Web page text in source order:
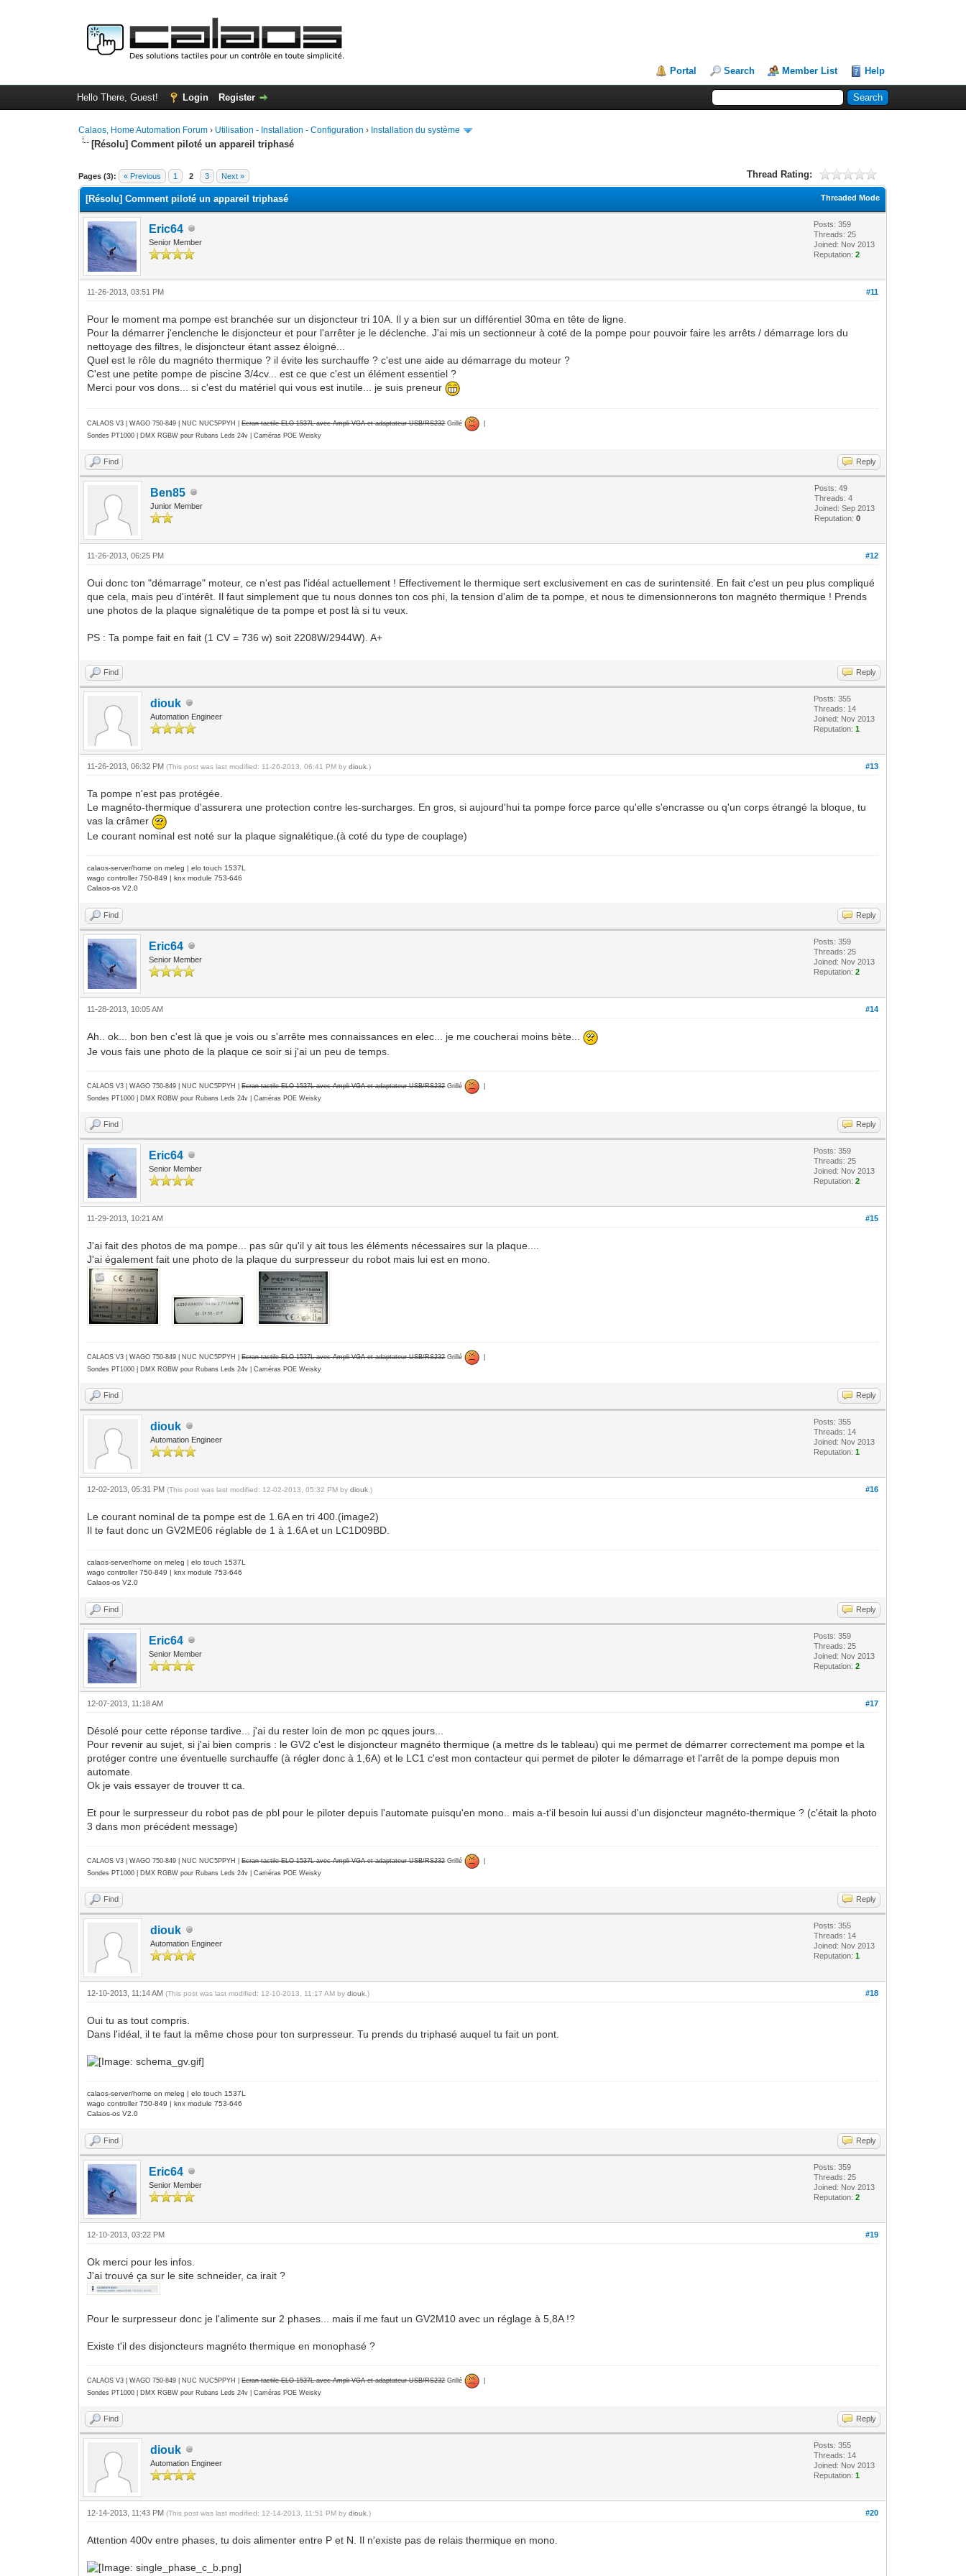
Portal Search Member List Help
Hello There, Guest! Login Register
Calaos, Home Automation Forum › Utilisation - Installation - Configuration › Installation du système
[Résolu] Comment piloté un appareil triphasé
Pages (3): « Previous 1 2 3 Next » Thread Rating:
0 Vote(s) - 0 Average
1
2
3
4
5
Threaded Mode
[Résolu] Comment piloté un appareil triphasé
Eric64
Senior Member
Posts: 359
Threads: 25
Joined: Nov 2013
Reputation:2
#11
11-26-2013, 03:51 PM
Pour le moment ma pompe est branchée sur un disjoncteur tri 10A. Il y a bien sur un différentiel 30ma en tête de ligne.
Pour la démarrer j'enclenche le disjoncteur et pour l'arrêter je le déclenche. J'ai mis un sectionneur à coté de la pompe pour pouvoir faire les arrêts / démarrage lors du
nettoyage des filtres, le disjoncteur étant assez éloigné...
Quel est le rôle du magnéto thermique ? il évite les surchauffe ? c'est une aide au démarrage du moteur ?
C'est une petite pompe de piscine 3/4cv... est ce que c'est un élément essentiel ?
Merci pour vos dons... si c'est du matériel qui vous est inutile... je suis preneur
CALAOS V3 | WAGO 750-849 | NUC NUC5PPYH |Ecran tactile ELO 1537L avec Ampli VGA et adaptateur USB/RS232Grillé
Sondes PT1000 | DMX RGBW pour Rubans Leds 24v | Caméras POE Weisky
Find Reply
Ben85
Junior Member
Posts: 49
Threads: 4
Joined: Sep 2013
Reputation:0
#12
11-26-2013, 06:25 PM
Oui donc ton "démarrage" moteur, ce n'est pas l'idéal actuellement ! Effectivement le thermique sert exclusivement en cas de surintensité. En fait c'est un peu plus compliqué
que cela, mais peu d'intérêt. Il faut simplement que tu nous donnes ton cos phi, la tension d'alim de ta pompe, et nous te dimensionnerons ton magnéto thermique ! Prends
une photos de la plaque signalétique de ta pompe et post là si tu veux.
PS : Ta pompe fait en fait (1 CV = 736 w) soit 2208W/2944W). A+
Find Reply
diouk
Automation Engineer
Posts: 355
Threads: 14
Joined: Nov 2013
Reputation:1
#13
11-26-2013, 06:32 PM(This post was last modified: 11-26-2013, 06:41 PM bydiouk .)
Ta pompe n'est pas protégée.
Le magnéto-thermique d'assurera une protection contre les-surcharges. En gros, si aujourd'hui ta pompe force parce qu'elle s'encrasse ou q'un corps étrangé la bloque, tu
vas la crâmer
Le courant nominal est noté sur la plaque signalétique.(à coté du type de couplage)
calaos-server/home on meleg | elo touch 1537L
wago controller 750-849 | knx module 753-646
Calaos-os V2.0
Find Reply
Eric64
Senior Member
Posts: 359
Threads: 25
Joined: Nov 2013
Reputation:2
#14
11-28-2013, 10:05 AM
Ah.. ok... bon ben c'est là que je vois ou s'arrête mes connaissances en elec... je me coucherai moins bète...
Je vous fais une photo de la plaque ce soir si j'ai un peu de temps.
CALAOS V3 | WAGO 750-849 | NUC NUC5PPYH |Ecran tactile ELO 1537L avec Ampli VGA et adaptateur USB/RS232Grillé
Sondes PT1000 | DMX RGBW pour Rubans Leds 24v | Caméras POE Weisky
Find Reply
Eric64
Senior Member
Posts: 359
Threads: 25
Joined: Nov 2013
Reputation:2
#15
11-29-2013, 10:21 AM
J'ai fait des photos de ma pompe... pas sûr qu'il y ait tous les éléments nécessaires sur la plaque....
J'ai également fait une photo de la plaque du surpresseur du robot mais lui est en mono.
CALAOS V3 | WAGO 750-849 | NUC NUC5PPYH |Ecran tactile ELO 1537L avec Ampli VGA et adaptateur USB/RS232Grillé
Sondes PT1000 | DMX RGBW pour Rubans Leds 24v | Caméras POE Weisky
Find Reply
diouk
Automation Engineer
Posts: 355
Threads: 14
Joined: Nov 2013
Reputation:1
#16
12-02-2013, 05:31 PM(This post was last modified: 12-02-2013, 05:32 PM bydiouk .)
Le courant nominal de ta pompe est de 1.6A en tri 400.(image2)
Il te faut donc un GV2ME06 réglable de 1 à 1.6A et un LC1D09BD.
calaos-server/home on meleg | elo touch 1537L
wago controller 750-849 | knx module 753-646
Calaos-os V2.0
Find Reply
Eric64
Senior Member
Posts: 359
Threads: 25
Joined: Nov 2013
Reputation:2
#17
12-07-2013, 11:18 AM
Désolé pour cette réponse tardive... j'ai du rester loin de mon pc qques jours...
Pour revenir au sujet, si j'ai bien compris : le GV2 c'est le disjoncteur magnéto thermique (a mettre ds le tableau) qui me permet de démarrer correctement ma pompe et la
protéger contre une éventuelle surchauffe (à régler donc à 1,6A) et le LC1 c'est mon contacteur qui permet de piloter le démarrage et l'arrêt de la pompe depuis mon
automate.
Ok je vais essayer de trouver tt ca.
Et pour le surpresseur du robot pas de pbl pour le piloter depuis l'automate puisqu'en mono.. mais a-t'il besoin lui aussi d'un disjoncteur magnéto-thermique ? (c'était la photo
3 dans mon précédent message)
CALAOS V3 | WAGO 750-849 | NUC NUC5PPYH |Ecran tactile ELO 1537L avec Ampli VGA et adaptateur USB/RS232Grillé
Sondes PT1000 | DMX RGBW pour Rubans Leds 24v | Caméras POE Weisky
Find Reply
diouk
Automation Engineer
Posts: 355
Threads: 14
Joined: Nov 2013
Reputation:1
#18
12-10-2013, 11:14 AM(This post was last modified: 12-10-2013, 11:17 AM bydiouk .)
Oui tu as tout compris.
Dans l'idéal, il te faut la même chose pour ton surpresseur. Tu prends du triphasé auquel tu fait un pont.
calaos-server/home on meleg | elo touch 1537L
wago controller 750-849 | knx module 753-646
Calaos-os V2.0
Find Reply
Eric64
Senior Member
Posts: 359
Threads: 25
Joined: Nov 2013
Reputation:2
#19
12-10-2013, 03:22 PM
Ok merci pour les infos.
J'ai trouvé ça sur le site schneider, ca irait ?
Pour le surpresseur donc je l'alimente sur 2 phases... mais il me faut un GV2M10 avec un réglage à 5,8A !?
Existe t'il des disjoncteurs magnéto thermique en monophasé ?
CALAOS V3 | WAGO 750-849 | NUC NUC5PPYH |Ecran tactile ELO 1537L avec Ampli VGA et adaptateur USB/RS232Grillé
Sondes PT1000 | DMX RGBW pour Rubans Leds 24v | Caméras POE Weisky
Find Reply
diouk
Automation Engineer
Posts: 355
Threads: 14
Joined: Nov 2013
Reputation:1
#20
12-14-2013, 11:43 PM(This post was last modified: 12-14-2013, 11:51 PM bydiouk .)
Attention 400v entre phases, tu dois alimenter entre P et N. Il n'existe pas de relais thermique en mono.